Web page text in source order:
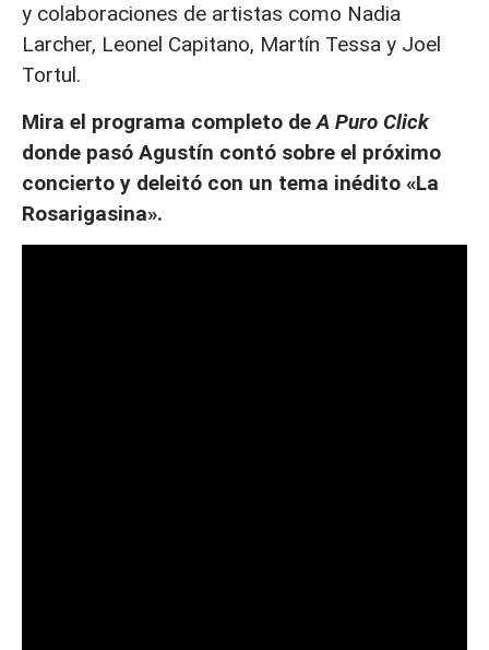
y colaboraciones de artistas como Nadia
Larcher, Leonel Capitano, Martín Tessa y Joel
Tortul.
Mira el programa completo deA Puro Click
donde pasó Agustín contó sobre el próximo
concierto y deleitó con un tema inédito «La
Rosarigasina».